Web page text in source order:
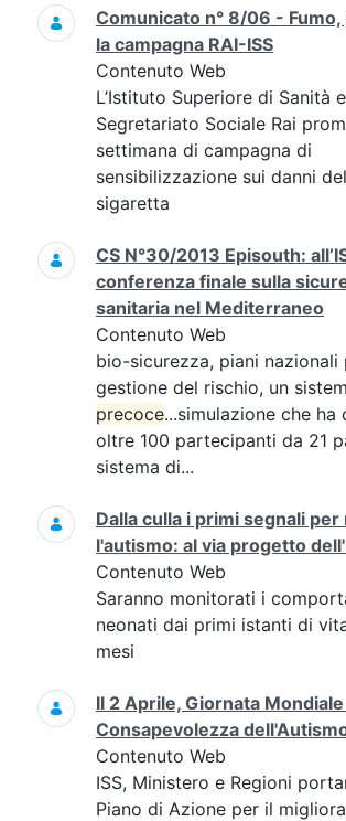
Comunicato n° 8/06 -
la campagna RAI-ISS
Contenuto Web
L’Istituto Superiore di Sanità
Segretariato Sociale Rai
settimana di campagna di
sensibilizzazione sui danni
sigaretta
CS N°30/2013 Episouth:
conferenza finale sulla
sanitaria nel Mediterraneo
Contenuto Web
bio-sicurezza, piani nazionali
gestione del rischio, un
precoce...simulazione che ha
oltre 100 partecipanti da 21
sistema di...
Dalla culla i primi segnali
l'autismo: al via progetto
Contenuto Web
Saranno monitorati i
neonati dai primi istanti di
mesi
Il 2 Aprile, Giornata
Consapevolezza
Contenuto Web
ISS, Ministero e Regioni
Piano di Azione per il